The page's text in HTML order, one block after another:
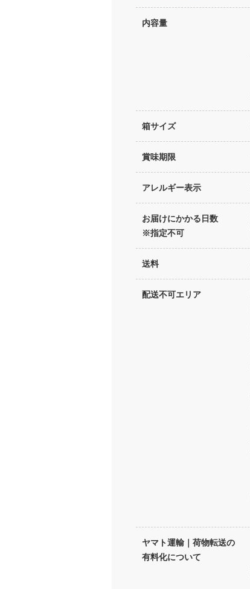
内容量
箱サイズ
賞味期限
アレルギー表示
お届けにかかる日数
※指定不可
送料
配送不可エリア
ヤマト運輸｜荷物転送の
有料化について